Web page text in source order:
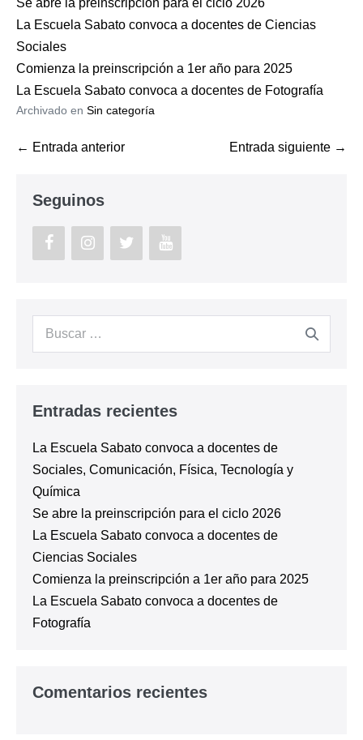
Se abre la preinscripción para el ciclo 2026
La Escuela Sabato convoca a docentes de Ciencias
Sociales
Comienza la preinscripción a 1er año para 2025
La Escuela Sabato convoca a docentes de Fotografía
Archivado en Sin categoría
Navegación
← Entrada anterior Entrada siguiente →
Seguinos
Buscar:
Entradas recientes
La Escuela Sabato convoca a docentes de
Sociales, Comunicación, Física, Tecnología y
Química
Se abre la preinscripción para el ciclo 2026
La Escuela Sabato convoca a docentes de
Ciencias Sociales
Comienza la preinscripción a 1er año para 2025
La Escuela Sabato convoca a docentes de
Fotografía
Comentarios recientes